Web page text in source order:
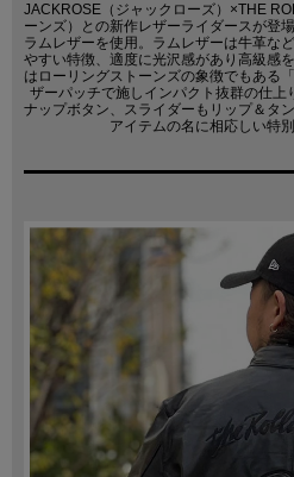
JACKROSE（ジャックローズ）×THE
ーンズ）との新作レザーライダースが登
ラムレザーを使用。ラムレザーは牛革な
やすい特徴、適度に光沢感があり高級感
はローリングストーンズの象徴でもある
ザーパッチで施しインパクト抜群の仕上
ナップボタン、スライダーもリップ＆タ
アイテムの名に相応しい特